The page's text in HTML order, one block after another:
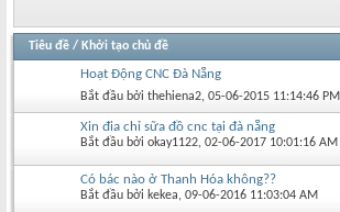
Tiêu đề / Khởi tạo chủ đề
Hoạt Động CNC Đà Nẵng
Bắt đầu bởi thehiena2‎, 05-06-2015 11:14:46 PM
Xin đia chỉ sữa đồ cnc tại đà nẵng
Bắt đầu bởi okay1122‎, 02-06-2017 10:01:16 AM
Có bác nào ở Thanh Hóa không??
Bắt đầu bởi kekea‎, 09-06-2016 11:03:04 AM